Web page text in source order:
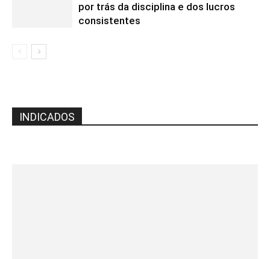
por trás da disciplina e dos lucros
consistentes
INDICADOS